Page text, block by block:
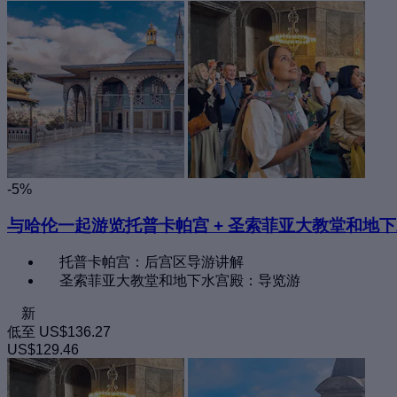
-5%
与哈伦一起游览托普卡帕宫 + 圣索菲亚大教堂和地
托普卡帕宫：后宫区导游讲解
圣索菲亚大教堂和地下水宫殿：导览游
新
低至 US$136.27
US$129.46